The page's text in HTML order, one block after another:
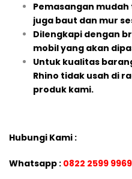
Pemasangan
juga baut dan mur
Dilengkapi dengan
mobil yang akan
Untuk kualitas
Rhino tidak usah di
produk kami.
Hubungi Kami :
Whatsapp : 0822 2599 9969